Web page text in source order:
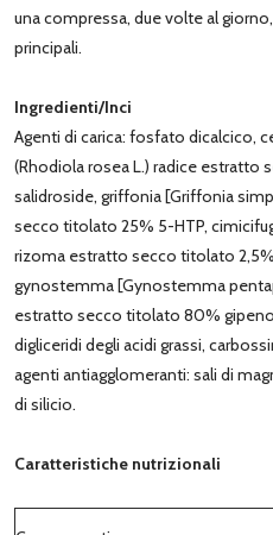
una compressa, due volte al
principali.
Ingredienti/Inci
Agenti di carica: fosfato dicalcico,
(Rhodiola rosea L.) radice estratto
salidroside, griffonia [Griffonia
secco titolato 25% 5-HTP,
rizoma estratto secco titolato
gynostemma [Gynostemma
estratto secco titolato 80%
digliceridi degli acidi grassi,
agenti antiagglomeranti: sali di
di silicio.
Caratteristiche nutrizionali